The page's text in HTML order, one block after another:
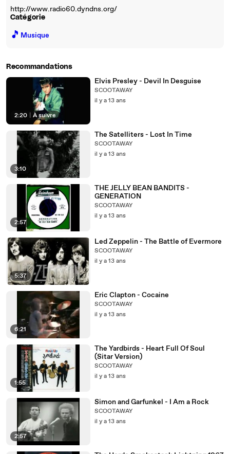
http://www.radio60.dyndns.org/
Catégorie
🎵 Musique
Recommandations
2:20 À suivre
Elvis Presley - Devil In Desguise
SCOOTAWAY
il y a 13 ans
3:10
The Satelliters - Lost In Time
SCOOTAWAY
il y a 13 ans
2:57
THE JELLY BEAN BANDITS -
GENERATION
SCOOTAWAY
il y a 13 ans
5:37
Led Zeppelin - The Battle of Evermore
SCOOTAWAY
il y a 13 ans
6:21
Eric Clapton - Cocaine
SCOOTAWAY
il y a 13 ans
1:55
The Yardbirds - Heart Full Of Soul
(Sitar Version)
SCOOTAWAY
il y a 13 ans
2:57
Simon and Garfunkel - I Am a Rock
SCOOTAWAY
il y a 13 ans